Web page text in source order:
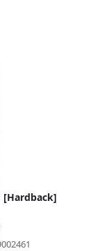
[Hardback]